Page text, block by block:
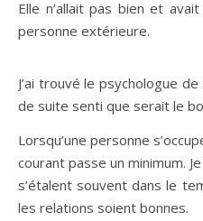
Elle n’allait pas bien et
personne extérieure.
J’ai trouvé le psychologue
de suite senti que serait le
Lorsqu’une personne
courant passe un minimum.
s’étalent souvent dans le
les relations soient bonnes.